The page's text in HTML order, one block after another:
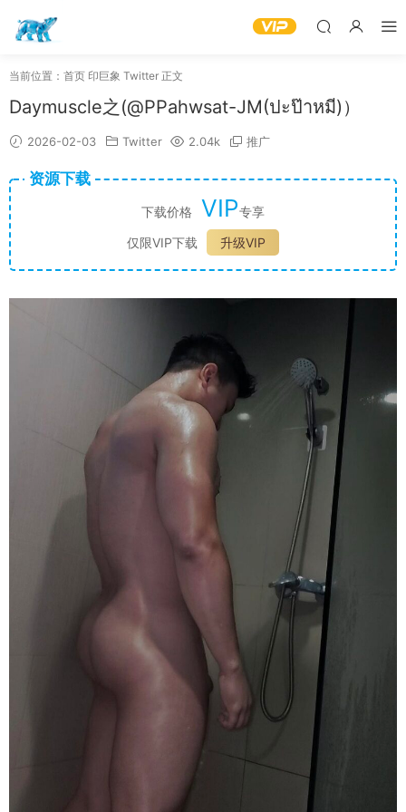
当前位置： 首页 印巨象 Twitter 正文
Daymuscle之(@PPahwsat-JM(ปะป๊าหมี)）
2026-02-03 Twitter 2.04k 推广
资源下载
下载价格 VIP专享
仅限VIP下载
升级VIP